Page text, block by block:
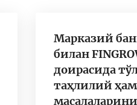
Марказий
билан
доирасида
таҳлилий